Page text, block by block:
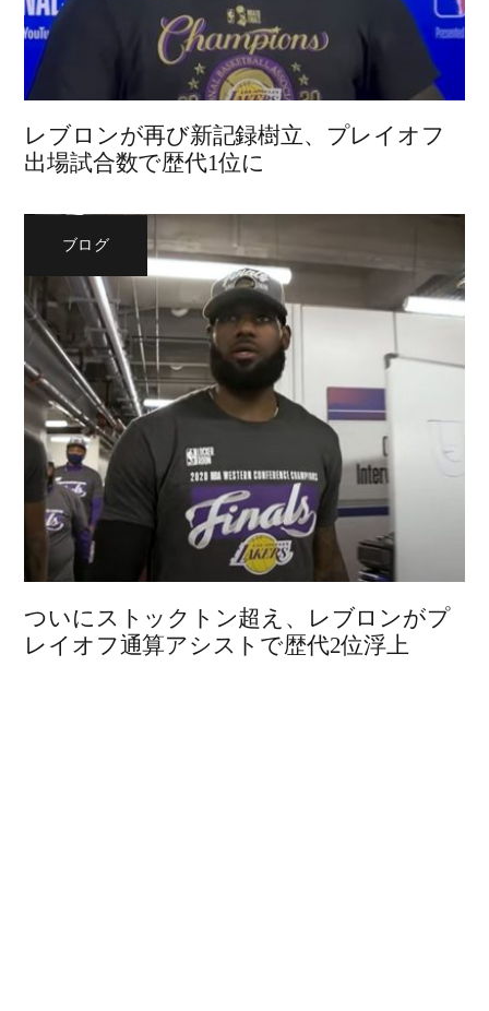
レブロンが再び新記録樹立、プレイオフ
出場試合数で歴代1位に
ブログ
ついにストックトン超え、レブロンがプ
レイオフ通算アシストで歴代2位浮上